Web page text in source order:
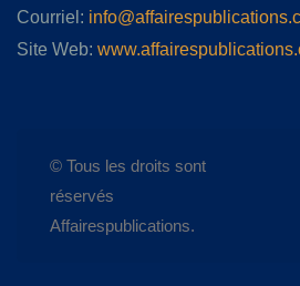
Courriel:
Site Web:
© Tous les droits sont
réservés
Affairespublications.